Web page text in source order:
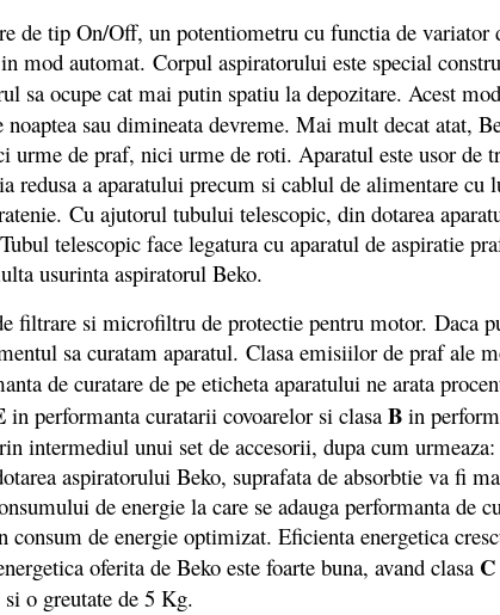
tip On/Off, un potentiometru cu functia de
mod automat. Corpul aspiratorului este special
sa ocupe cat mai putin spatiu la depozitare. Acest
sau dimineata devreme. Mai mult decat atat,
urme de praf, nici urme de roti. Aparatul este usor de
redusa a aparatului precum si cablul de alimentare
Cu ajutorul tubului telescopic, din dotarea
telescopic face legatura cu aparatul de aspiratie
usurinta aspiratorul Beko.
si microfiltru de protectie pentru motor. Daca
sa curatam aparatul. Clasa emisiilor de praf ale
de curatare de pe eticheta aparatului ne arata
in performanta curatarii covoarelor si clasa B in
intermediul unui set de accesorii, dupa cum
aspiratorului Beko, suprafata de absorbtie va fi
de energie la care se adauga performanta de
de energie optimizat. Eficienta energetica
oferita de Beko este foarte buna, avand clasa C
o greutate de 5 Kg.